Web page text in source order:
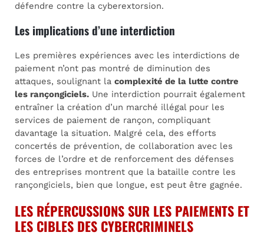
défendre contre la cyberextorsion.
Les implications d’une interdiction
Les premières expériences avec les interdictions de
paiement n’ont pas montré de diminution des
attaques, soulignant la complexité de la lutte contre
les rançongiciels. Une interdiction pourrait également
entraîner la création d’un marché illégal pour les
services de paiement de rançon, compliquant
davantage la situation. Malgré cela, des efforts
concertés de prévention, de collaboration avec les
forces de l’ordre et de renforcement des défenses
des entreprises montrent que la bataille contre les
rançongiciels, bien que longue, est peut être gagnée.
LES RÉPERCUSSIONS SUR LES PAIEMENTS ET
LES CIBLES DES CYBERCRIMINELS